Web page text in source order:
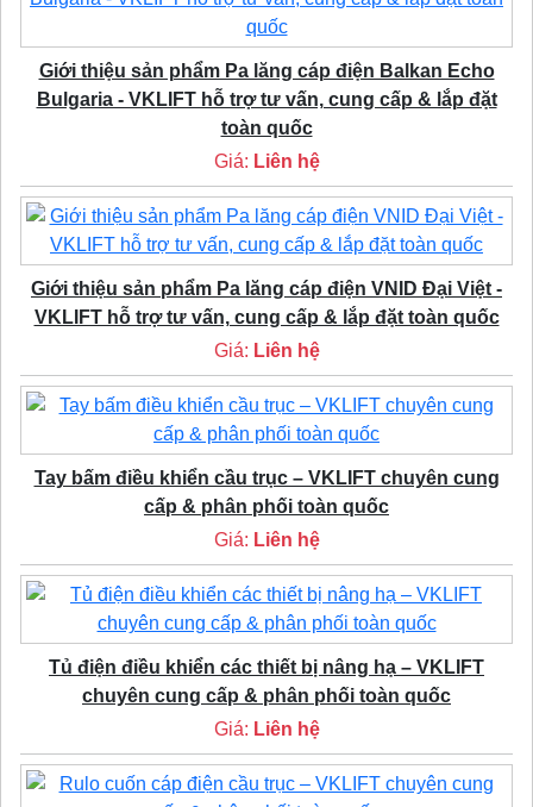
Giới thiệu sản phẩm Pa lăng cáp điện Balkan Echo
Bulgaria - VKLIFT hỗ trợ tư vấn, cung cấp & lắp đặt
toàn quốc
Giá: Liên hệ
Giới thiệu sản phẩm Pa lăng cáp điện VNID Đại Việt -
VKLIFT hỗ trợ tư vấn, cung cấp & lắp đặt toàn quốc
Giá: Liên hệ
Tay bấm điều khiển cầu trục – VKLIFT chuyên cung
cấp & phân phối toàn quốc
Giá: Liên hệ
Tủ điện điều khiển các thiết bị nâng hạ – VKLIFT
chuyên cung cấp & phân phối toàn quốc
Giá: Liên hệ